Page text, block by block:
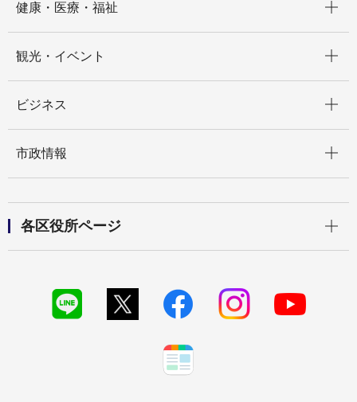
健康・医療・福祉
観光・イベント
ビジネス
市政情報
各区役所ページ